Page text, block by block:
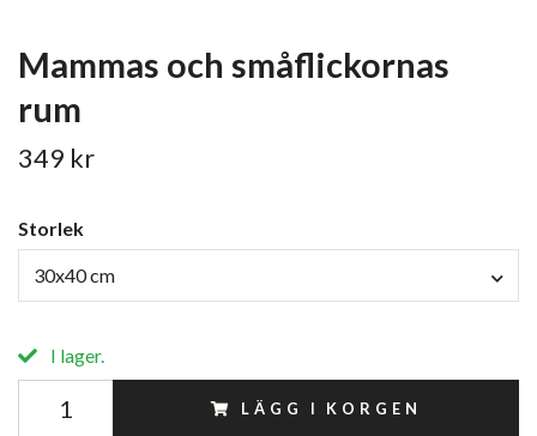
Mammas och småflickornas
rum
349 kr
Storlek
30x40 cm
I lager.
LÄGG I KORGEN